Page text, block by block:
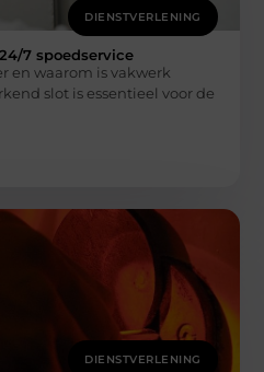
DIENSTVERLENING
7 spoedservice
en waarom is vakwerk
slot is essentieel voor de
DIENSTVERLENING